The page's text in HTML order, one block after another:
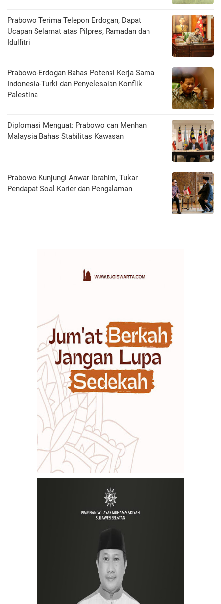
Prabowo Terima Telepon Erdogan, Dapat
Ucapan Selamat atas Pilpres, Ramadan dan
Idulfitri
Prabowo-Erdogan Bahas Potensi Kerja Sama
Indonesia-Turki dan Penyelesaian Konflik
Palestina
Diplomasi Menguat: Prabowo dan Menhan
Malaysia Bahas Stabilitas Kawasan
Prabowo Kunjungi Anwar Ibrahim, Tukar
Pendapat Soal Karier dan Pengalaman